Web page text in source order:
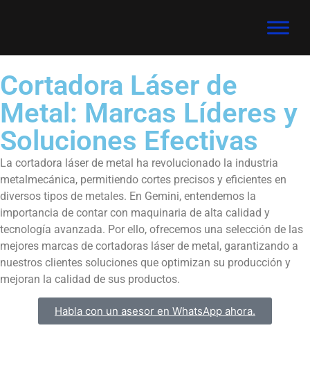
Cortadora Láser de
Metal: Marcas Líderes y
Soluciones Efectivas
La cortadora láser de metal ha revolucionado la industria
metalmecánica, permitiendo cortes precisos y eficientes en
diversos tipos de metales. En Gemini, entendemos la
importancia de contar con maquinaria de alta calidad y
tecnología avanzada. Por ello, ofrecemos una selección de las
mejores marcas de cortadoras láser de metal, garantizando a
nuestros clientes soluciones que optimizan su producción y
mejoran la calidad de sus productos.
Habla con un asesor en WhatsApp ahora.